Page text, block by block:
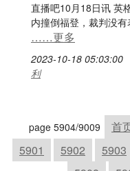
直播吧10月18日讯 英
内撞倒福登，裁判没
……更多
2023-10-18 05:03:00
利
page 5904/9009 首
5901
5902 5903